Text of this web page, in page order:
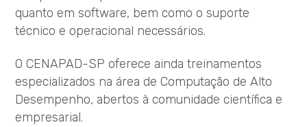
quanto em software, bem como o suporte
técnico e operacional necessários.
O CENAPAD-SP oferece ainda treinamentos
especializados na área de Computação de Alto
Desempenho, abertos à comunidade científica e
empresarial.